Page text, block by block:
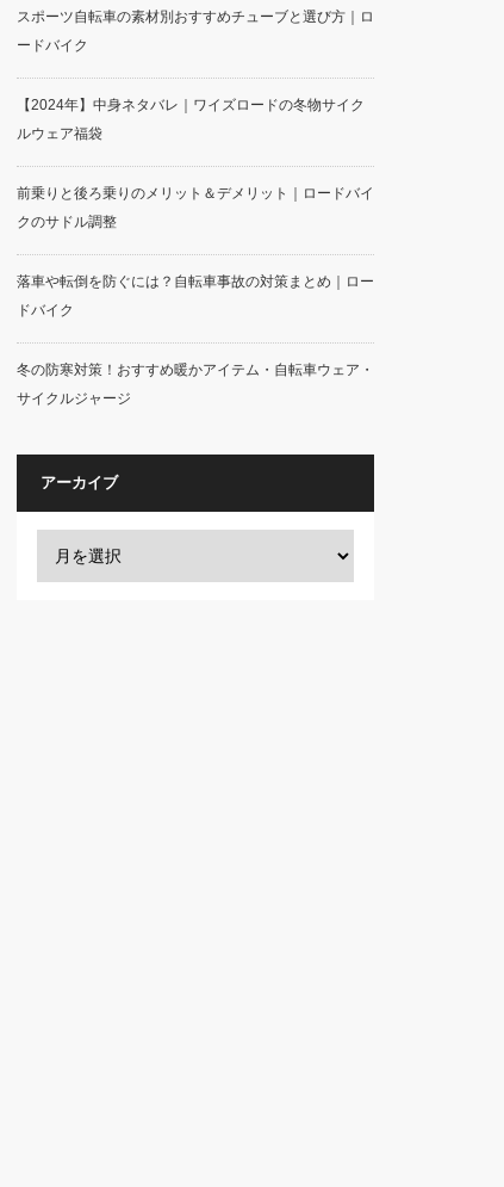
スポーツ自転車の素材別おすすめチューブと選び方｜ロ
ードバイク
【2024年】中身ネタバレ｜ワイズロードの冬物サイク
ルウェア福袋
前乗りと後ろ乗りのメリット＆デメリット｜ロードバイ
クのサドル調整
落車や転倒を防ぐには？自転車事故の対策まとめ｜ロー
ドバイク
冬の防寒対策！おすすめ暖かアイテム・自転車ウェア・
サイクルジャージ
アーカイブ